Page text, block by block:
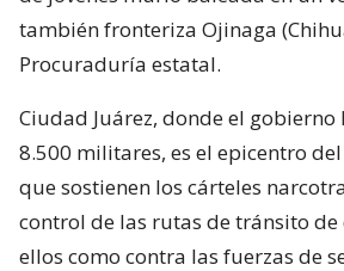
también fronteriza Ojinaga
Procuraduría estatal.
Ciudad Juárez, donde el gobierno
8.500 militares, es el epicentro
que sostienen los cárteles
control de las rutas de tránsito
ellos como contra las fuerzas de